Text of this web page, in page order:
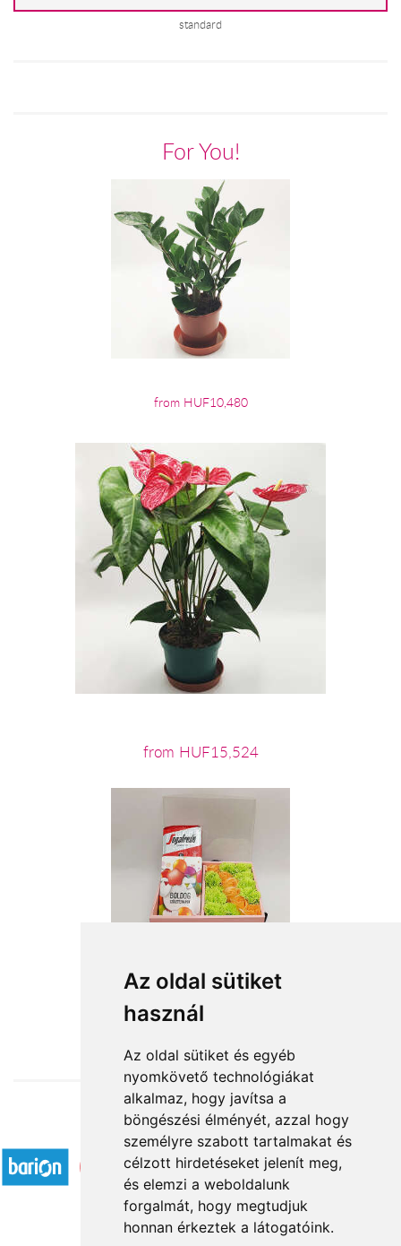
Az oldal sütiket
használ
Az oldal sütiket és egyéb
nyomkövető technológiákat
alkalmaz, hogy javítsa a
böngészési élményét, azzal hogy
személyre szabott tartalmakat és
célzott hirdetéseket jelenít meg,
és elemzi a weboldalunk
forgalmát, hogy megtudjuk
honnan érkeztek a látogatóink.
standard
For You!
from HUF10,480
from HUF15,524
from HUF11,520
Accepted payment methods